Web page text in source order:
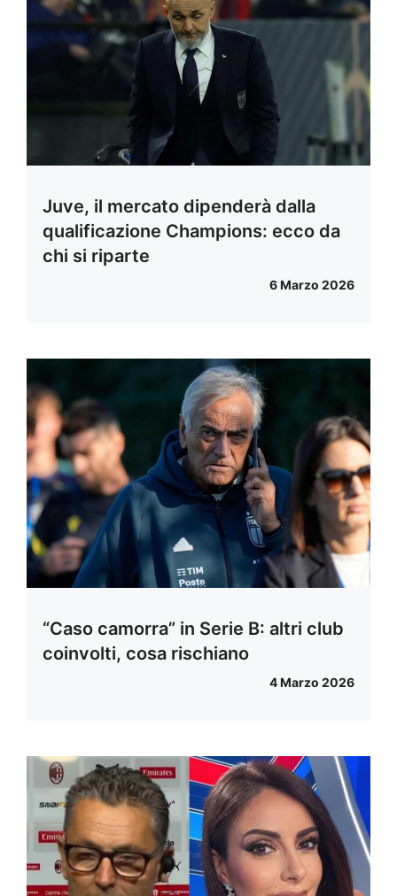
Juve, il mercato dipenderà dalla
qualificazione Champions: ecco da
chi si riparte
6 Marzo 2026
“Caso camorra” in Serie B: altri club
coinvolti, cosa rischiano
4 Marzo 2026